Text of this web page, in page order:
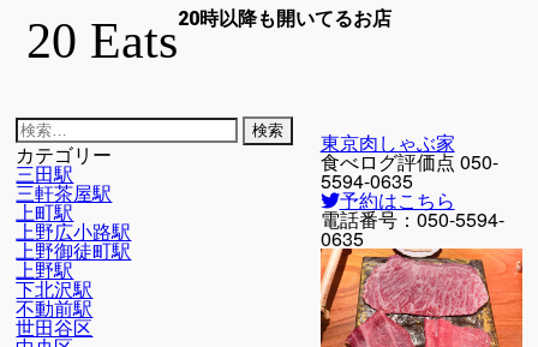
20 Eats20時以降も開いてるお店
検
索:
カテゴリー
三田駅
三軒茶屋駅
上町駅
上野広小路駅
上野御徒町駅
上野駅
下北沢駅
不動前駅
世田谷区
東京肉しゃぶ家
食べログ評価点050-
5594-0635
予約はこちら
電話番号：050-5594-
0635